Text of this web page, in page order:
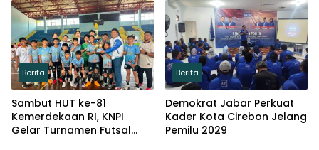
Berita
Sambut HUT ke-81
Kemerdekaan RI, KNPI
Gelar Turnamen Futsal
Berita
Demokrat Jabar Perkuat
Kader Kota Cirebon Jelang
Pemilu 2029